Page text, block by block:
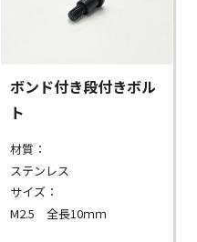
ボンド付き段付きボル
ト
材質：
ステンレス
サイズ：
M2.5 全長10ｍｍ